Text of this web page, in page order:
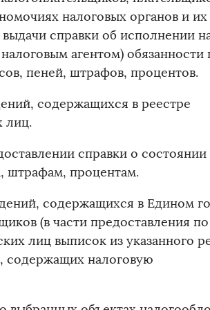
налоговых органов и
выдачи справки об исполнении
агентом) обязанности
пеней, штрафов, процентов.
содержащихся в реестре
справки о состоянии
штрафам,
содержащихся в Едином
(в части предоставления
лиц выписок из указанного
содержащих налоговую